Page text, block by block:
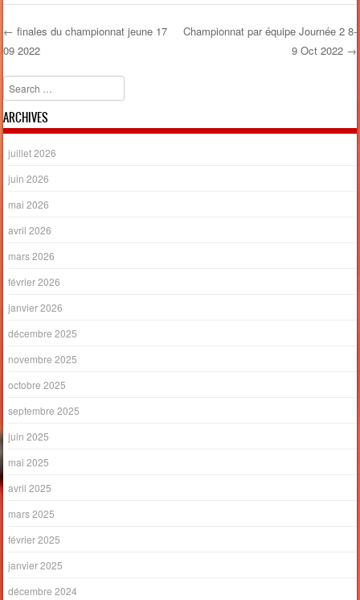
Post navigation
← finales du championnat jeune 17
09 2022
Championnat par équipe Journée 2 8-
9 Oct 2022 →
Search
ARCHIVES
juillet 2026
juin 2026
mai 2026
avril 2026
mars 2026
février 2026
janvier 2026
décembre 2025
novembre 2025
octobre 2025
septembre 2025
juin 2025
mai 2025
avril 2025
mars 2025
février 2025
janvier 2025
décembre 2024